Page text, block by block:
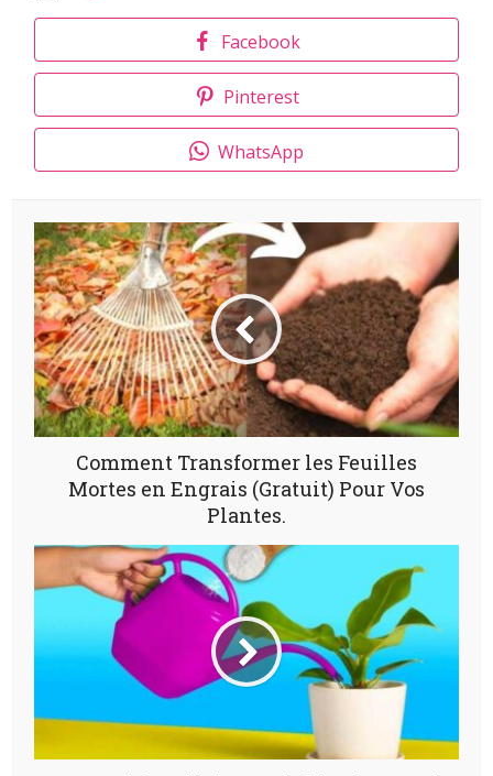
Facebook
Pinterest
WhatsApp
Comment Transformer les Feuilles
Mortes en Engrais (Gratuit) Pour Vos
Plantes.